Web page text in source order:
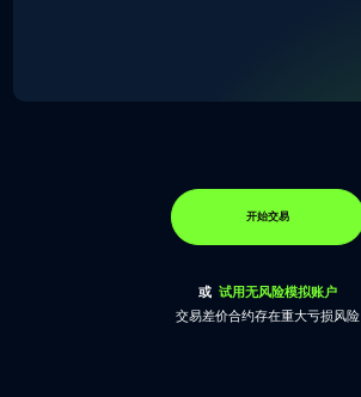
开始交易
或 试用无风险模拟账户
交易差价合约存在重大亏损风险